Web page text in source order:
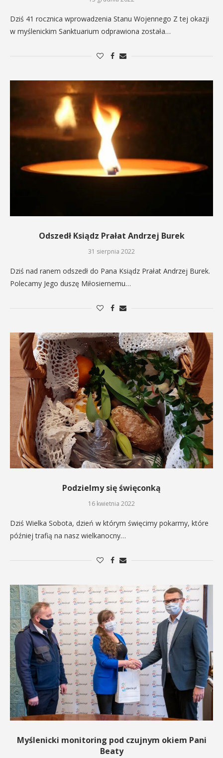
Dziś 41 rocznica wprowadzenia Stanu Wojennego Z tej okazji
w myślenickim Sanktuarium odprawiona została…
Odszedł Ksiądz Prałat Andrzej Burek
31 sierpnia 2022
Dziś nad ranem odszedł do Pana Ksiądz Prałat Andrzej Burek.
Polecamy Jego duszę Miłosiernemu…
Podzielmy się święconką
16 kwietnia 2022
Dziś Wielka Sobota, dzień w którym święcimy pokarmy, które
później trafią na nasz wielkanocny…
Myślenicki monitoring pod czujnym okiem Pani
Beaty